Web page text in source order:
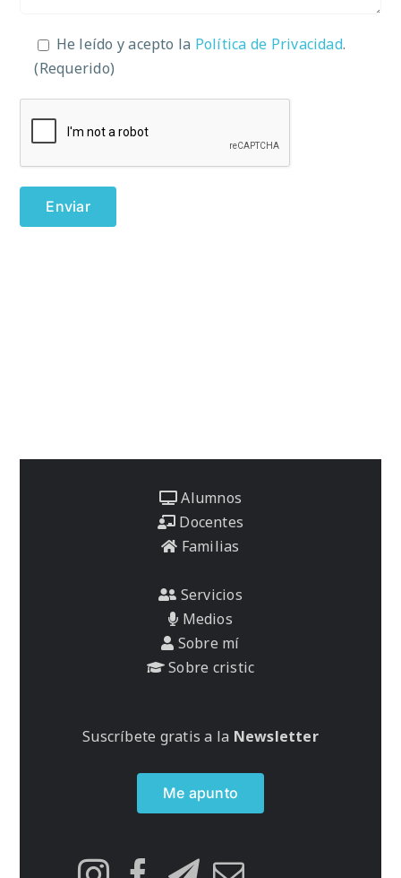
He leído y acepto la Política de Privacidad.
(Requerido)
Alumnos
Docentes
Familias
Servicios
Medios
Sobre mí
Sobre cristic
Suscríbete gratis a la Newsletter
Me apunto